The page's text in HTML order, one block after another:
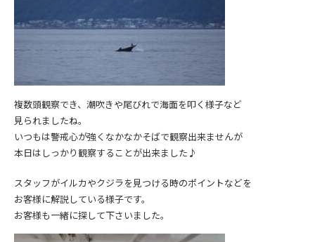
複数頭観察でき、潮吹きや尾びれで海面を叩く様子など
見られましたね。
いつもは警戒心が強くなかなかそばで観察出来ませんが
本日はしっかり観察することが出来ました♪
スタッフがイルカやクジラを見つける時のポイントなどを
お客様に解説している様子です。
お客様も一緒に探して下さいました。